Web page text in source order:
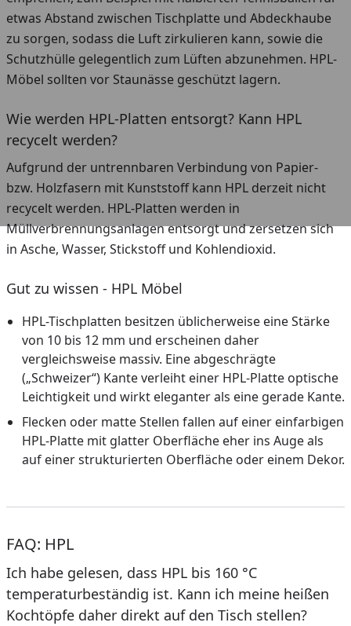
etwas Abstand zwischen Tischplatte und Abdeckhaube
zu sorgen, sodass die Luft zirkulieren kann, sowie die
Schutzhülle gelegentlich zum Lüften abzunehmen. HPL-
Möbel sollten vor Staunässe geschützt lagern.
Wie werden HPL-Platten entsorgt? Kann HPL
recycelt werden?
Aufgrund der untrennbaren Verbindung von Papier-
bzw. Holzfasern mit Kunststoff kann HPL derzeit nicht
recycelt werden. HPL-Platten werden in
Müllverbrennungsanlagen entsorgt und zersetzen sich
in Asche, Wasser, Stickstoff und Kohlendioxid.
Gut zu wissen - HPL Möbel
HPL-Tischplatten besitzen üblicherweise eine Stärke
von 10 bis 12 mm und erscheinen daher
vergleichsweise massiv. Eine abgeschrägte
(„Schweizer“) Kante verleiht einer HPL-Platte optische
Leichtigkeit und wirkt eleganter als eine gerade Kante.
Flecken oder matte Stellen fallen auf einer einfarbigen
HPL-Platte mit glatter Oberfläche eher ins Auge als
auf einer strukturierten Oberfläche oder einem Dekor.
FAQ: HPL
Ich habe gelesen, dass HPL bis 160 °C
temperaturbeständig ist. Kann ich meine heißen
Kochtöpfe daher direkt auf den Tisch stellen?